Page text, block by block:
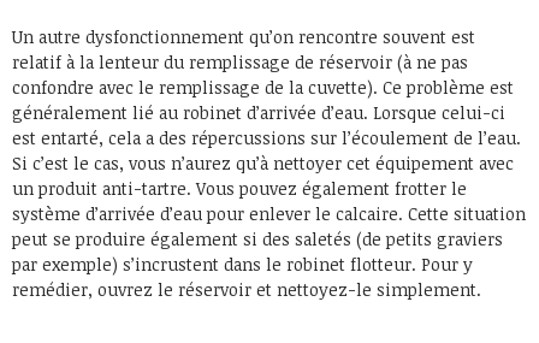
Un autre dysfonctionnement qu’on rencontre souvent est
relatif à la lenteur du remplissage de réservoir (à ne pas
confondre avec le remplissage de la cuvette). Ce problème est
généralement lié au robinet d’arrivée d’eau. Lorsque celui-ci
est entarté, cela a des répercussions sur l’écoulement de l’eau.
Si c’est le cas, vous n’aurez qu’à nettoyer cet équipement avec
un produit anti-tartre. Vous pouvez également frotter le
système d’arrivée d’eau pour enlever le calcaire. Cette situation
peut se produire également si des saletés (de petits graviers
par exemple) s’incrustent dans le robinet flotteur. Pour y
remédier, ouvrez le réservoir et nettoyez-le simplement.